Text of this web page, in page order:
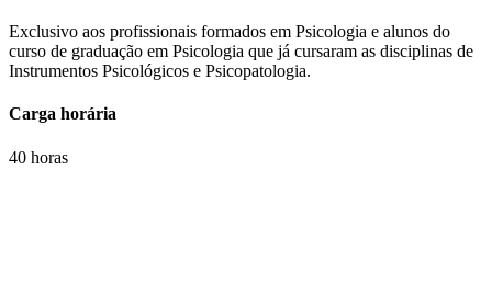
Exclusivo aos profissionais formados em Psicologia e alunos do
curso de graduação em Psicologia que já cursaram as disciplinas de
Instrumentos Psicológicos e Psicopatologia.
Carga horária
40 horas